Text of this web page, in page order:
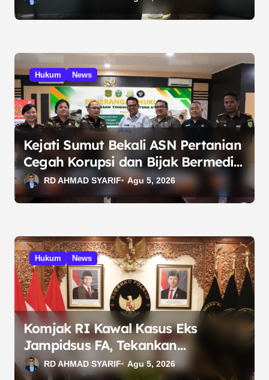
Hukum News
Kejati Sumut Bekali ASN Pertanian
Cegah Korupsi dan Bijak Bermedia
SosialRD AHMAD SYARIF Agu 5, 2026
Hukum News
Komjak RI Kawal Kasus Eks
Jampidsus FA, Tekankan
Transparansi dan Independensi
RD AHMAD SYARIF Agu 5, 2026